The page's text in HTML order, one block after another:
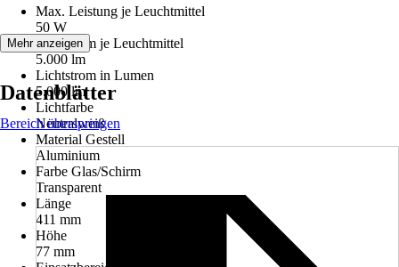
Max. Leistung je Leuchtmittel
50 W
Lichtstrom je Leuchtmittel
5.000 lm
Lichtstrom in Lumen
5.000 lm
Lichtfarbe
Neutralweiß
Material Gestell
Aluminium
Farbe Glas/Schirm
Transparent
Länge
411 mm
Höhe
77 mm
Mehr anzeigen
Datenblätter
Bereich überspringen